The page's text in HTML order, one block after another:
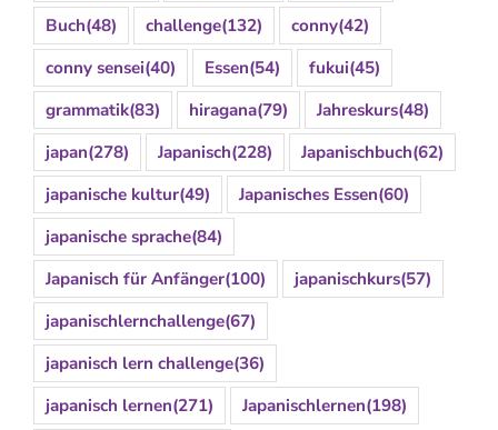
Buch(48) challenge(132) conny(42)
conny sensei(40) Essen(54) fukui(45)
grammatik(83) hiragana(79) Jahreskurs(48)
japan(278) Japanisch(228) Japanischbuch(62)
japanische kultur(49) Japanisches Essen(60)
japanische sprache(84)
Japanisch für Anfänger(100) japanischkurs(57)
japanischlernchallenge(67)
japanisch lern challenge(36)
japanisch lernen(271) Japanischlernen(198)